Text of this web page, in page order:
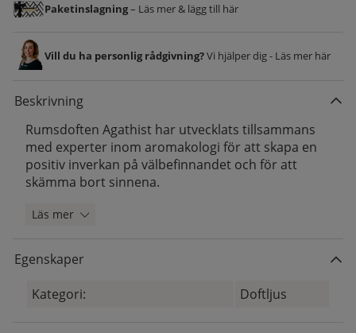
Paketinslagning– Läs mer & lägg till här
Vill du ha personlig rådgivning?Vi hjälper dig - Läs mer här
Beskrivning
Rumsdoften Agathist har utvecklats tillsammans
med experter inom aromakologi för att skapa en
positiv inverkan på välbefinnandet och för att
skämma bort sinnena.
Läs mer
Egenskaper
Kategori:
Doftljus